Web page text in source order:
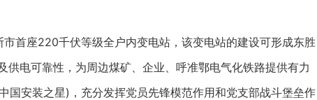
座220千伏等级全户内变电站，该变电站的建设可形成东胜
电可靠性，为周边煤矿、企业、呼准鄂电气化铁路提供有力
国安装之星)，充分发挥党员先锋模范作用和党支部战斗堡垒作